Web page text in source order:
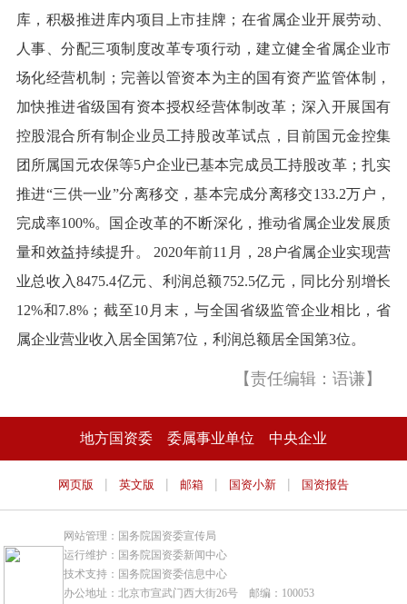
库，积极推进库内项目上市挂牌；在省属企业开展劳动、
人事、分配三项制度改革专项行动，建立健全省属企业市
场化经营机制；完善以管资本为主的国有资产监管体制，
加快推进省级国有资本授权经营体制改革；深入开展国有
控股混合所有制企业员工持股改革试点，目前国元金控集
团所属国元农保等5户企业已基本完成员工持股改革；扎实
推进“三供一业”分离移交，基本完成分离移交133.2万户，
完成率100%。国企改革的不断深化，推动省属企业发展质
量和效益持续提升。 2020年前11月，28户省属企业实现营
业总收入8475.4亿元、利润总额752.5亿元，同比分别增长
12%和7.8%；截至10月末，与全国省级监管企业相比，省
属企业营业收入居全国第7位，利润总额居全国第3位。
【责任编辑：语谦】
地方国资委 委属事业单位 中央企业
网页版 | 英文版 | 邮箱 | 国资小新 | 国资报告
网站管理：国务院国资委宣传局
运行维护：国务院国资委新闻中心
技术支持：国务院国资委信息中心
办公地址：北京市宣武门西大街26号 邮编：100053